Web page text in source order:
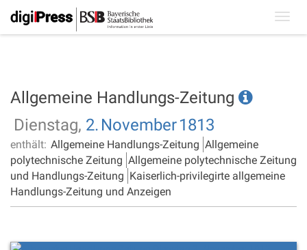
Allgemeine Handlungs-Zeitung
Dienstag, 2. November1813
enthält: Allgemeine Handlungs-Zeitung Allgemeine
polytechnische Zeitung Allgemeine polytechnische Zeitung
und Handlungs-Zeitung Kaiserlich-privilegirte allgemeine
Handlungs-Zeitung und Anzeigen